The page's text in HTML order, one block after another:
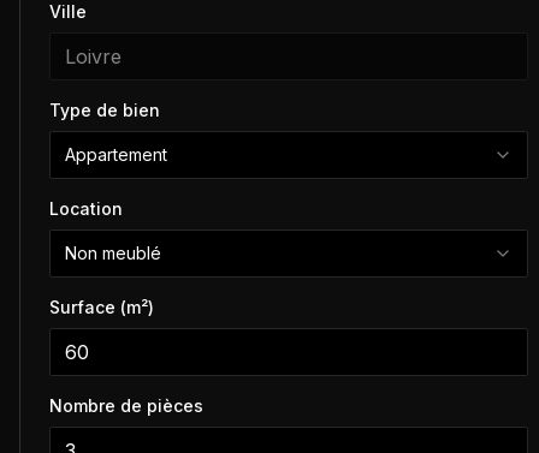
Ville
Type de bien
Appartement
Location
Non meublé
Surface (m²)
Nombre de pièces